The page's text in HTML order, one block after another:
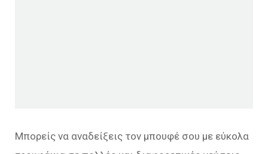
Μπορείς να αναδείξεις τον μπουφέ σου με εύκολα